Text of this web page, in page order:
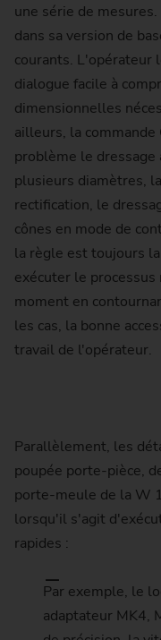
une série de
dans sa version de
courants. L'opérateur
dialogue facile à
dimensionnelles
ailleurs, la
problème le
plusieurs diamètres,
rectification, le
cônes en mode de
la règle est toujours
exécuter le
moment en
les cas, la bonne
travail de l'opérateur.
Parallèlement, les
poupée porte-pièce,
porte-meule de la W
lorsqu'il s'agit
rapides :
Par exemple, le
adaptateur MK4,